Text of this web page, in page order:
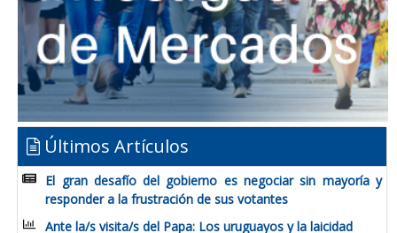
Últimos Artículos
El gran desafío del gobierno es negociar sin mayoría y
responder a la frustración de sus votantes
Ante la/s visita/s del Papa: Los uruguayos y la laicidad